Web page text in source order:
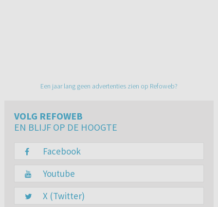
Een jaar lang geen advertenties zien op Refoweb?
VOLG REFOWEB
EN BLIJF OP DE HOOGTE
Facebook
Youtube
X (Twitter)